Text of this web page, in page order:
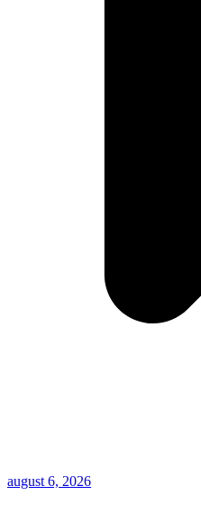
august 6, 2026